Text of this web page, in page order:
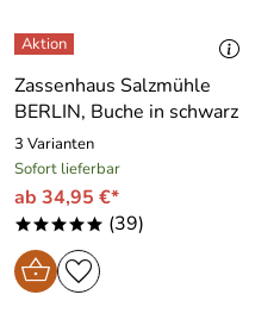
Zassenhaus Salzmühle
BERLIN, Buche in schwarz
3 Varianten
Sofort lieferbar
ab 34,95 €*
***** (39)